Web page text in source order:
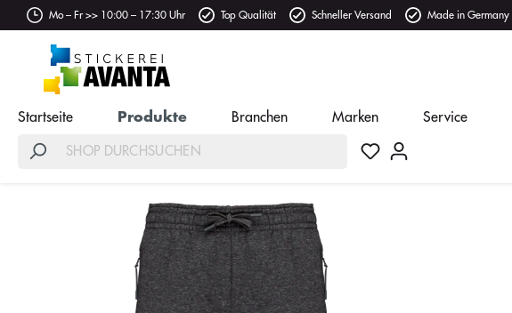
Mo – Fr >> 10:00 – 17:30 Uhr Top Qualität Schneller Versand Made in Germany
Startseite Produkte Branchen Marken Service